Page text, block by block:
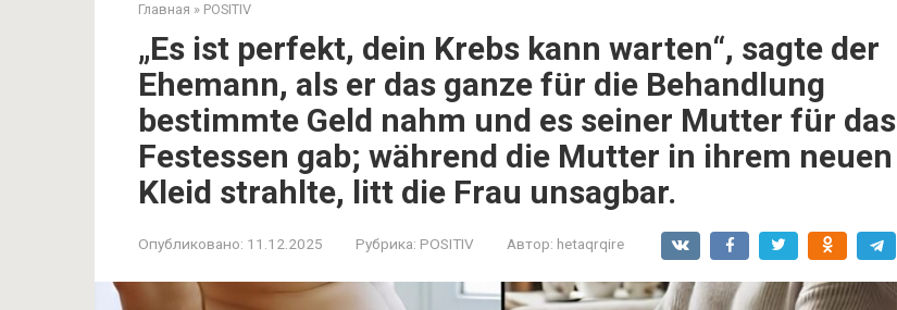
Главная » POSITIV
„Es ist perfekt, dein Krebs kann warten“, sagte der
Ehemann, als er das ganze für die Behandlung
bestimmte Geld nahm und es seiner Mutter für das
Festessen gab; während die Mutter in ihrem neuen
Kleid strahlte, litt die Frau unsagbar.
Опубликовано: 11.12.2025 Рубрика: POSITIV Автор: hetaqrqire